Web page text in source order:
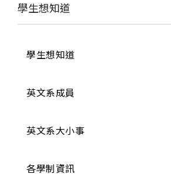
學生想知道
學生想知道
英文系成員
英文系大小事
各學制資訊